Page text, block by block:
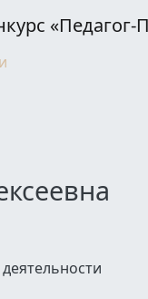
«Педагог-